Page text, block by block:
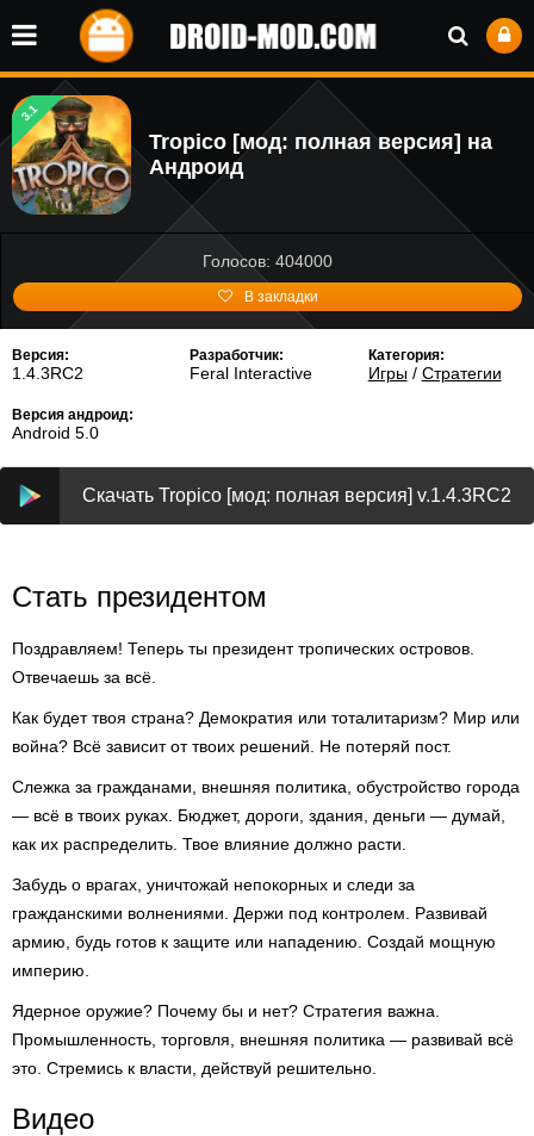
3.1
Tropico [мод: полная версия] на
Андроид
Голосов: 404000
В закладки
Версия:
1.4.3RC2
Разработчик:
Feral Interactive
Категория:
Игры/ Стратегии
Версия андроид:
Android 5.0
Скачать Tropico [мод: полная версия] v.1.4.3RC2
Стать президентом
Поздравляем! Теперь ты президент тропических островов.
Отвечаешь за всё.
Как будет твоя страна? Демократия или тоталитаризм? Мир или
война? Всё зависит от твоих решений. Не потеряй пост.
Слежка за гражданами, внешняя политика, обустройство города
— всё в твоих руках. Бюджет, дороги, здания, деньги — думай,
как их распределить. Твое влияние должно расти.
Забудь о врагах, уничтожай непокорных и следи за
гражданскими волнениями. Держи под контролем. Развивай
армию, будь готов к защите или нападению. Создай мощную
империю.
Ядерное оружие? Почему бы и нет? Стратегия важна.
Промышленность, торговля, внешняя политика — развивай всё
это. Стремись к власти, действуй решительно.
Видео